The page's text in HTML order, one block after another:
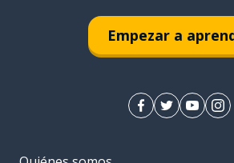
Empezar a